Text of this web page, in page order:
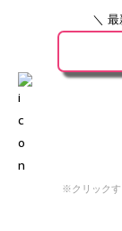
＼
※クリックす